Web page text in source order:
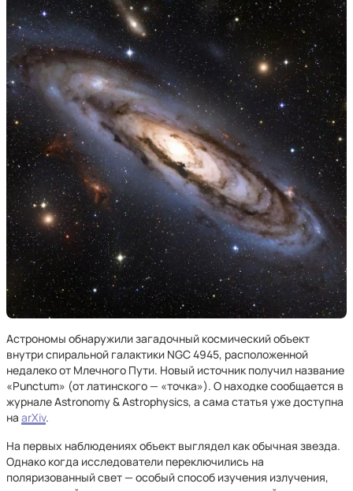
Астрономы обнаружили загадочный космический объект
внутри спиральной галактики NGC 4945, расположенной
недалеко от Млечного Пути. Новый источник получил название
«Punctum» (от латинского — «точка»). О находке сообщается в
журнале Astronomy & Astrophysics, а сама статья уже доступна
на arXiv.
На первых наблюдениях объект выглядел как обычная звезда.
Однако когда исследователи переключились на
поляризованный свет — особый способ изучения излучения,